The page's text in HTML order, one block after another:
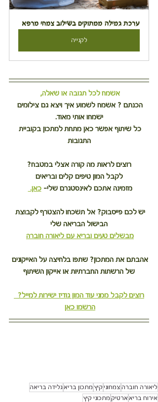
ערכת גמילה ממתוקים בשילוב צמחי מרפא
לקנייה
אשמח לכל תגובה או שאלה,
הכנתם ? אשמח לשמוע איך ויצא גם צילומים
ישמחו אותי מאוד.
כל שיתוף אפשר כאן מתחת למתכון בקוביית
התגובות
רוצים לראות מה קורה אצלי במטבח?
לקבל המון טיפים קלים ובריאים
מזמינה אתכם לאינסטגרם שלי– כאן.
יש לכם פייסבוק? אל תשכחו להצטרף לקבוצת
הבישול הבריאה שלי
מבשלים טעים ובריא עם ליאורה חוברה
אהבתם את המתכון? שתפו בלחיצה על האייקונים
של הרשתות החברתיות או אייקון השיתוף
רוצים לקבל ממני עוד המון גודיז ישירות למייל?
הרשמו כאן
ליאורה חוברה צמחוני קיץ מתכון בריא גלידה בריאה
אירוח בריא ארטיק מתכוני קיץ